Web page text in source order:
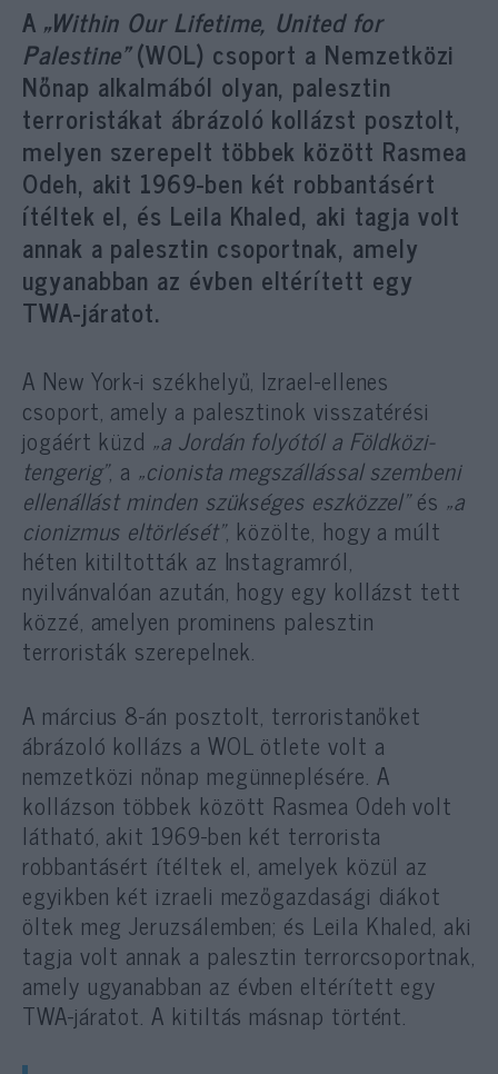
A „Within Our Lifetime, United for
Palestine”(WOL) csoport a Nemzetközi
Nőnap alkalmából olyan, palesztin
terroristákat ábrázoló kollázst posztolt,
melyen szerepelt többek között Rasmea
Odeh, akit 1969-ben két robbantásért
ítéltek el, és Leila Khaled, aki tagja volt
annak a palesztin csoportnak, amely
ugyanabban az évben eltérített egy
TWA-járatot.
A New York-i székhelyű, Izrael-ellenes
csoport, amely a palesztinok visszatérési
jogáért küzd „a Jordán folyótól a Földközi-
tengerig”, a „cionista megszállással szembeni
ellenállást minden szükséges eszközzel”és „a
cionizmus eltörlését”, közölte, hogy a múlt
héten kitiltották az Instagramról,
nyilvánvalóan azután, hogy egy kollázst tett
közzé, amelyen prominens palesztin
terroristák szerepelnek.
A március 8-án posztolt, terroristanőket
ábrázoló kollázs a WOL ötlete volt a
nemzetközi nőnap megünneplésére. A
kollázson többek között Rasmea Odeh volt
látható, akit 1969-ben két terrorista
robbantásért ítéltek el, amelyek közül az
egyikben két izraeli mezőgazdasági diákot
öltek meg Jeruzsálemben; és Leila Khaled, aki
tagja volt annak a palesztin terrorcsoportnak,
amely ugyanabban az évben eltérített egy
TWA-járatot. A kitiltás másnap történt.